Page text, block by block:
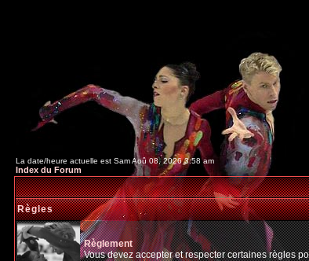
La date/heure actuelle est Sam Aoû 08, 2026 3:58 am
Index du Forum
Règles
Règlement
Vous devez accepter et respecter certaines règles